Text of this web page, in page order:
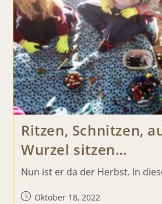
Ritzen, Schnitzen,
Wurzel sitzen…
Nun ist er da der Herbst. In
BeitragOktober 18, 2022